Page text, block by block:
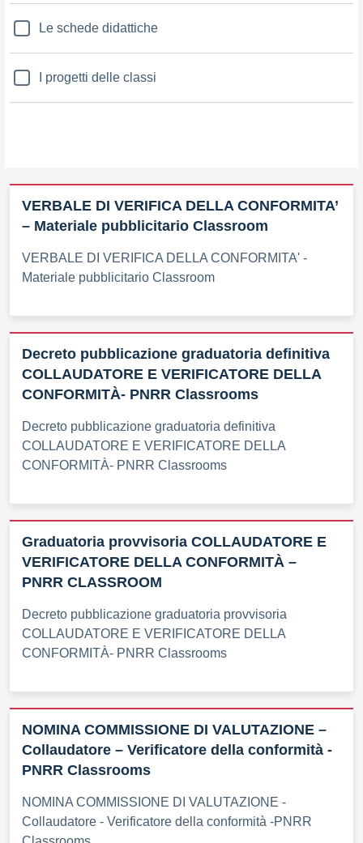
Le schede didattiche
I progetti delle classi
VERBALE DI VERIFICA DELLA CONFORMITA’
– Materiale pubblicitario Classroom
VERBALE DI VERIFICA DELLA CONFORMITA' -
Materiale pubblicitario Classroom
Decreto pubblicazione graduatoria definitiva
COLLAUDATORE E VERIFICATORE DELLA
CONFORMITÀ- PNRR Classrooms
Decreto pubblicazione graduatoria definitiva
COLLAUDATORE E VERIFICATORE DELLA
CONFORMITÀ- PNRR Classrooms
Graduatoria provvisoria COLLAUDATORE E
VERIFICATORE DELLA CONFORMITÀ –
PNRR CLASSROOM
Decreto pubblicazione graduatoria provvisoria
COLLAUDATORE E VERIFICATORE DELLA
CONFORMITÀ- PNRR Classrooms
NOMINA COMMISSIONE DI VALUTAZIONE –
Collaudatore – Verificatore della conformità -
PNRR Classrooms
NOMINA COMMISSIONE DI VALUTAZIONE -
Collaudatore - Verificatore della conformità -PNRR